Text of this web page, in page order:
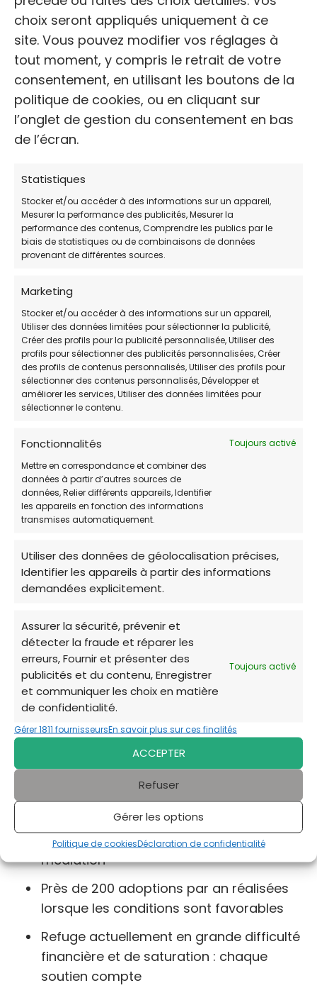
choix seront appliqués uniquement à ce
site. Vous pouvez modifier vos réglages à
tout moment, y compris le retrait de votre
consentement, en utilisant les boutons de la
politique de cookies, ou en cliquant sur
l’onglet de gestion du consentement en bas
de l’écran.
Statistiques
Stocker et/ou accéder à des informations sur un appareil,
Mesurer la performance des publicités, Mesurer la
performance des contenus, Comprendre les publics par le
biais de statistiques ou de combinaisons de données
provenant de différentes sources.
Marketing
Stocker et/ou accéder à des informations sur un appareil,
Utiliser des données limitées pour sélectionner la publicité,
Créer des profils pour la publicité personnalisée, Utiliser des
profils pour sélectionner des publicités personnalisées, Créer
des profils de contenus personnalisés, Utiliser des profils pour
sélectionner des contenus personnalisés, Développer et
améliorer les services, Utiliser des données limitées pour
sélectionner le contenu.
Fonctionnalités
Toujours activé
Mettre en correspondance et combiner des
données à partir d’autres sources de
données, Relier différents appareils, Identifier
les appareils en fonction des informations
transmises automatiquement.
Utiliser des données de géolocalisation précises,
Identifier les appareils à partir des informations
demandées explicitement.
Assurer la sécurité, prévenir et
détecter la fraude et réparer les
erreurs, Fournir et présenter des
publicités et du contenu, Enregistrer
et communiquer les choix en matière
de confidentialité.
Toujours activé
Gérer 1811 fournisseursEn savoir plus sur ces finalités
ACCEPTER
Refuser
Gérer les options
Politique de cookiesDéclaration de confidentialité
TÉLÉPHONE:
+33 4 74 56 40 12
WEB
http://www.refugedegerbey.fr/
4 / 5 (plus de 212 votes)
HORAIRES DE PERMANENCE:
JOUR
HORAIRES:
Mardi
14:00-17:30
Mercredi
Fermé
Jeudi
14:00-17:30
Vendredi
10:30-12:00 / 14:00-17:30
Refuge de Gerbey
opère depuis 1988 et
accueille indifféremment chiens et chats
abandonnés, saisis ou issus de laboratoires,
comportement.
✅ Forces & particularités du refuge
Sans discrimination : accepte des
animaux de tous profils (âge, état,
comportement)
Haute transparence et exigences dans le
processus d’adoption
Forte implication dans l’éducation, la
prévention de la maltraitance et la
médiation
Près de 200 adoptions par an réalisées
lorsque les conditions sont favorables
Refuge actuellement en grande difficulté
financière et de saturation : chaque
soutien compte